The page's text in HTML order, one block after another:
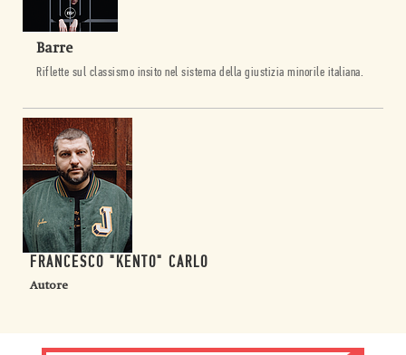
Barre
Riflette sul classismo insito nel sistema della giustizia minorile italiana.
FRANCESCO "KENTO" CARLO
Autore